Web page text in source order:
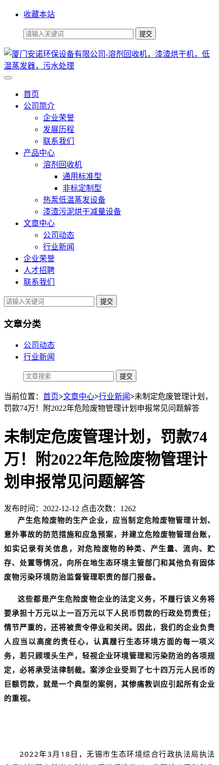
收藏本站
首页
公司简介
企业荣誉
发展历程
联系我们
产品中心
溶剂回收机
通用标准型
非标定制型
热泵低温蒸发设备
漆渣污泥烘干减量设备
文章中心
公司动态
行业新闻
企业荣誉
人才招聘
联系我们
提交
文章分类
公司动态
行业新闻
当前位置： 首页>文章中心>行业新闻>未制定危废管理计划，
罚款74万！附2022年危险废物管理计划申报常见问题解答
未制定危废管理计划，罚款74
万！附2022年危险废物管理计
划申报常见问题解答
发布时间：2022-12-12 点击次数：1262
产生危险废物的生产企业，应当制定危险废物管理计划、
意外事故的防范措施和应急预案，并建立危险废物管理台账，
如实记录有关信息，对危险废物的种类、产生量、流向、贮
存、处置等情况，向所在地生态环境主管部门和其他负有固体
废物污染环境防治监督管理职责的部门报备。
这些都是产生危险废物企业的法定义务，不履行该义务将
要承担十万元以上一百万元以下人民币罚款的行政处罚责任；
情节严重的，还将被责令停业和关闭。因此，我们的企业负责
人应当以高度的责任心，认真履行生态环境方面的每一项义
务，若只顾埋头生产，轻视企业环境管理和污染防治的各项规
定，必将承受法律制裁。案涉企业受到了七十四万元人民币的
巨额罚款，就是一个典型的案例，其惨痛教训应引起所有企业
的重视。
2022年3月18日，无锡市生态环境综合行政执法局执法